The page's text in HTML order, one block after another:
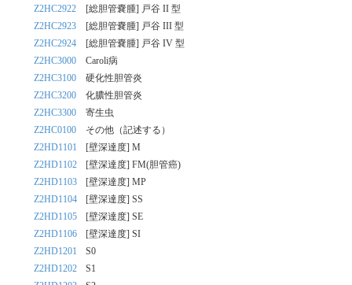
Z2HC2922
[総胆管嚢腫] 戸谷 II 型
Z2HC2923
[総胆管嚢腫] 戸谷 III 型
Z2HC2924
[総胆管嚢腫] 戸谷 IV 型
Z2HC3000
Caroli病
Z2HC3100
硬化性胆管炎
Z2HC3200
化膿性胆管炎
Z2HC3300
寄生虫
Z2HC0100
その他（記述する）
Z2HD1101
[壁深達度] M
Z2HD1102
[壁深達度] FM(胆管癌)
Z2HD1103
[壁深達度] MP
Z2HD1104
[壁深達度] SS
Z2HD1105
[壁深達度] SE
Z2HD1106
[壁深達度] SI
Z2HD1201
S0
Z2HD1202
S1